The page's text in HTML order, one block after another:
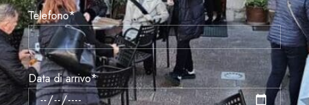
Telefono*
Data di arrivo*